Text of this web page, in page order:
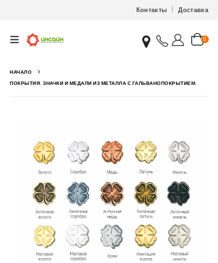
Контакты Доставка
0
НАЧАЛО
ПОКРЫТИЯ. ЗНАЧКИ И МЕДАЛИ ИЗ МЕТАЛЛА С ГАЛЬВАНОПОКРЫТИЕМ.